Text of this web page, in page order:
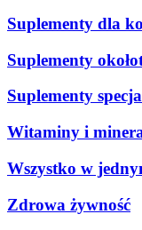
Suplementy dla
Suplementy
Suplementy
Witaminy i
Wszystko w
Zdrowa żywność